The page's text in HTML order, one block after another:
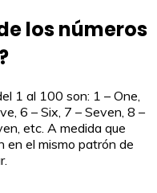
los números
1 al 100 son: 1 – One,
6 – Six, 7 – Seven, 8 –
etc. A medida que
en el mismo patrón de